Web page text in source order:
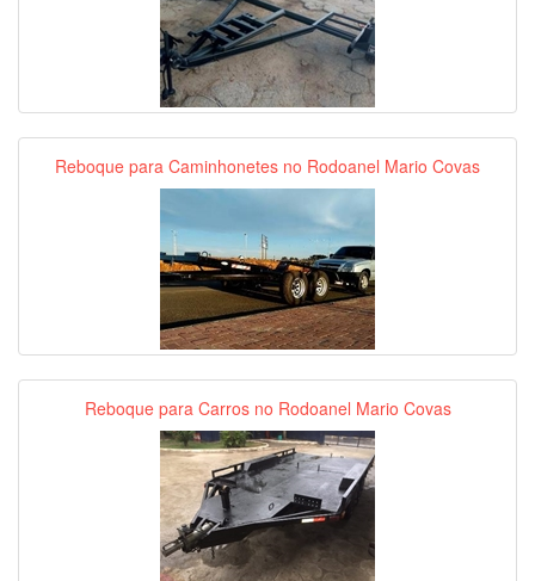
Reboque para Caminhonetes no Rodoanel Mario Covas
Reboque para Carros no Rodoanel Mario Covas